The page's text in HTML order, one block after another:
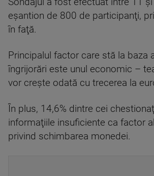
eşantion de 800 de participanţi,
în faţă.
Principalul factor care stă la baza
îngrijorări este unul economic –
vor creşte odată cu trecerea la
În plus, 14,6% dintre cei
informaţiile insuficiente ca factor
privind schimbarea monedei.